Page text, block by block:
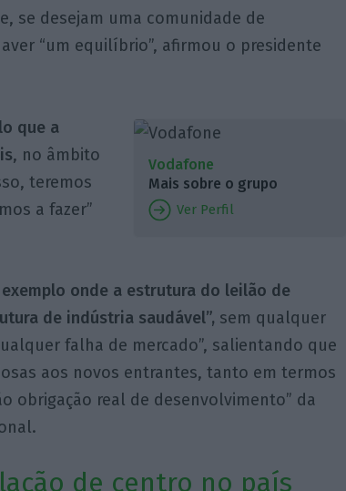
se desejam uma comunidade de
“um equilíbrio”, afirmou o presidente
Vodafone
Mais sobre o grupo
Ver Perfil
que a
, no âmbito
teremos
a fazer”
onde a estrutura do leilão de
de indústria saudável”, sem qualquer
falha de mercado”, salientando que
aos novos entrantes, tanto em termos
obrigação real de desenvolvimento” da
de centro no país